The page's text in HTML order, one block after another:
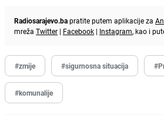
Radiosarajevo.bapratite putem aplikacije za
mreža Twitter | Facebook | Instagram, kao i
#zmije #sigurnosna situacija
#komunalije